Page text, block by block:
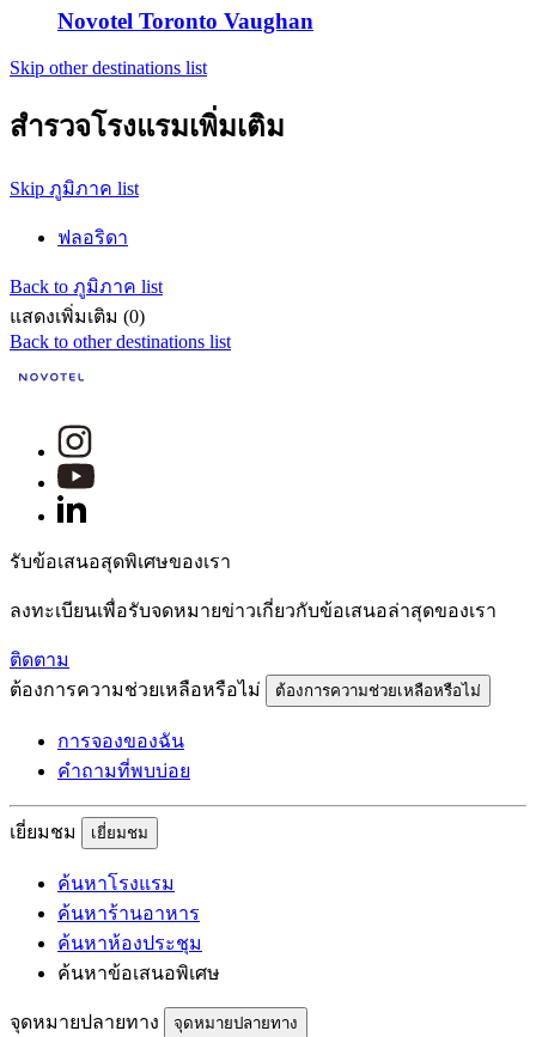
Novotel Toronto Vaughan
Skip other destinations list
สำรวจโรงแรมเพิ่มเติม
Skip ภูมิภาค list
ฟลอริดา
Back to ภูมิภาค list
แสดงเพิ่มเติม (0)
Back to other destinations list
รับข้อเสนอสุดพิเศษของเรา
ลงทะเบียนเพื่อรับจดหมายข่าวเกี่ยวกับข้อเสนอล่าสุดของเรา
ติดตาม
ต้องการความช่วยเหลือหรือไม่
ต้องการความช่วยเหลือหรือไม่
การจองของฉัน
คำถามที่พบบ่อย
เยี่ยมชม เยี่ยมชม
ค้นหาโรงแรม
ค้นหาร้านอาหาร
ค้นหาห้องประชุม
ค้นหาข้อเสนอพิเศษ
จุดหมายปลายทาง จุดหมายปลายทาง